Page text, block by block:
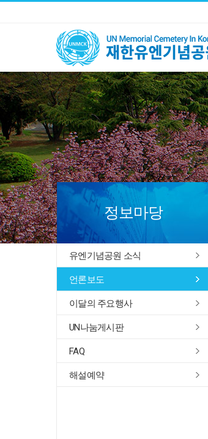
정보마당
유엔기념공원 소식
언론보도
이달의 주요행사
UN나눔게시판
FAQ
해설예약